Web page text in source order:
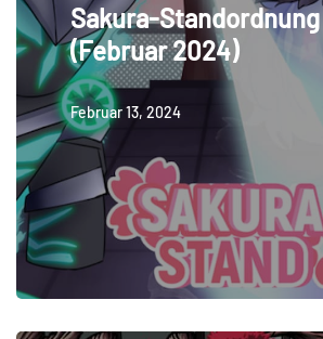
Sakura-Standordnung
(Februar 2024)
Februar 13, 2024